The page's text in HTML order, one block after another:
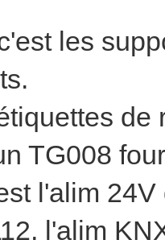
les
de
TG008
l'alim
l'alim